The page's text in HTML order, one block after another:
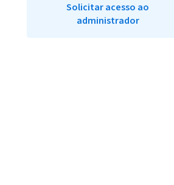
Solicitar acesso ao
administrador